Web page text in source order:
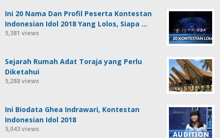
Ini 20 Nama Dan Profil Peserta Kontestan
Indonesian Idol 2018 Yang Lolos, Siapa …
5,381 views
Sejarah Rumah Adat Toraja yang Perlu
Diketahui
5,288 views
Ini Biodata Ghea Indrawari, Kontestan
Indonesian Idol 2018
5,043 views